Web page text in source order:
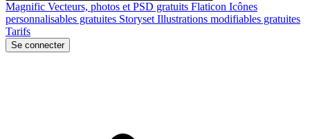
Magnific Vecteurs, photos et PSD gratuits Flaticon Icônes
personnalisables gratuites Storyset Illustrations modifiables gratuites
Tarifs
Se connecter